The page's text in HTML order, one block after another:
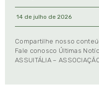
14 de julho de 2026
Compartilhe nosso
Fale conosco Últimas
ASSUITÁLIA –